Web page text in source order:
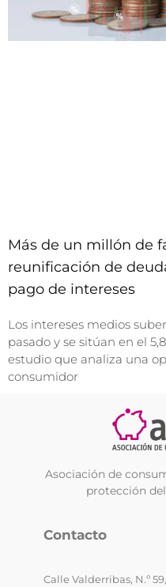
Más de un millón de
reunificación de
pago de intereses
Los intereses medios
pasado y se sitúan en el
estudio que analiza una
consumidor
Asociación de
protección
Contacto
Calle Valderribas, N.º